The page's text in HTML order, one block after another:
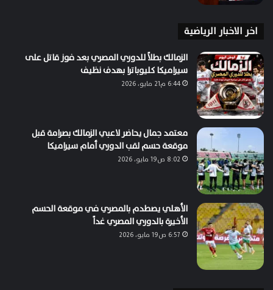
اخر الاخبار الرياضية
الزمالك بطلاً للدوري المصري بعد فوز قاتل على
سيراميكا كليوباترا بهدف نظيف
6:44 م21 مايو، 2026
معتمد جمال يحاضر لاعبي الزمالك بصرامة قبل
موقعة حسم لقب الدوري أمام سيراميكا
8:02 ص19 مايو، 2026
الأهلي يصطدم بالمصري في موقعة الحسم
الأخيرة بالدوري المصري غداً
6:57 ص19 مايو، 2026